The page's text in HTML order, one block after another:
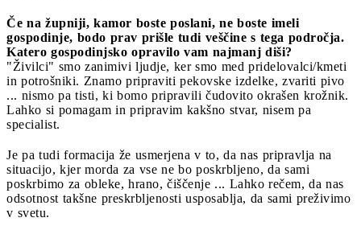
Če na župniji, kamor boste poslani, ne boste imeli
gospodinje, bodo prav prišle tudi veščine s tega področja.
Katero gospodinjsko opravilo vam najmanj diši?
"Živilci" smo zanimivi ljudje, ker smo med pridelovalci/kmeti
in potrošniki. Znamo pripraviti pekovske izdelke, zvariti pivo
... nismo pa tisti, ki bomo pripravili čudovito okrašen krožnik.
Lahko si pomagam in pripravim kakšno stvar, nisem pa
specialist.
Je pa tudi formacija že usmerjena v to, da nas pripravlja na
situacijo, kjer morda za vse ne bo poskrbljeno, da sami
poskrbimo za obleke, hrano, čiščenje ... Lahko rečem, da nas
odsotnost takšne preskrbljenosti usposablja, da sami preživimo
v svetu.